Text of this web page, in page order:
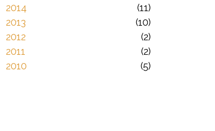
2014
11
2013
10
2012
2
2011
2
2010
5